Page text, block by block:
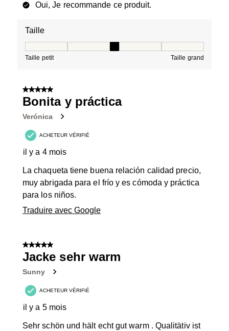
Oui, Je recommande ce produit.
Taille
Taille petit Taille grand
5 sur 5 étoiles.
Bonita y práctica
Verónica
ACHETEUR VÉRIFIÉ
il y a 4 mois
La chaqueta tiene buena relación calidad precio,
muy abrigada para el frío y es cómoda y práctica
para los niños.
Traduire avec Google
5 sur 5 étoiles.
Jacke sehr warm
Sunny
ACHETEUR VÉRIFIÉ
il y a 5 mois
Sehr schön und hält echt gut warm . Qualitätiv ist